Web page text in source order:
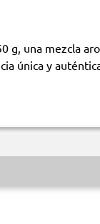
g, una mezcla
única y